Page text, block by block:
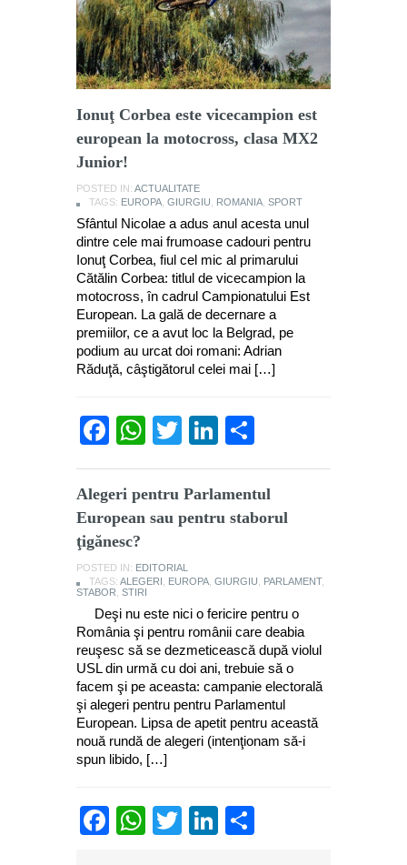
Ionuţ Corbea este vicecampion est
european la motocross, clasa MX2
Junior!
POSTED IN: ACTUALITATE
TAGS: EUROPA GIURGIU ROMANIA SPORT
Sfântul Nicolae a adus anul acesta unul
dintre cele mai frumoase cadouri pentru
Ionuţ Corbea, fiul cel mic al primarului
Cătălin Corbea: titlul de vicecampion la
motocross, în cadrul Campionatului Est
European. La gală de decernare a
premiilor, ce a avut loc la Belgrad, pe
podium au urcat doi romani: Adrian
Răduţă, câştigătorul celei mai […]
Facebook
WhatsApp
TwitterLinkedIn
Alegeri pentru Parlamentul
European sau pentru staborul
ţigănesc?
POSTED IN: EDITORIAL
TAGS: ALEGERI EUROPA GIURGIU PARLAMENT,
STABOR STIRI
Deşi nu este nici o fericire pentru o
România şi pentru românii care deabia
reuşesc să se dezmeticească după violul
USL din urmă cu doi ani, trebuie să o
facem şi pe aceasta: campanie electorală
şi alegeri pentru pentru Parlamentul
European. Lipsa de apetit pentru această
nouă rundă de alegeri (intenţionam să-i
spun libido, […]
Facebook
WhatsApp
TwitterLinkedIn